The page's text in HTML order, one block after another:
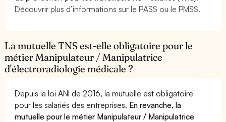
Découvrir plus d’informations sur le PASS ou le PMSS.
La mutuelle TNS est-elle obligatoire pour le
métier Manipulateur / Manipulatrice
d'électroradiologie médicale ?
Depuis la loi ANI de 2016, la mutuelle est obligatoire
pour les salariés des entreprises. En revanche, la
mutuelle pour le métier Manipulateur / Manipulatrice